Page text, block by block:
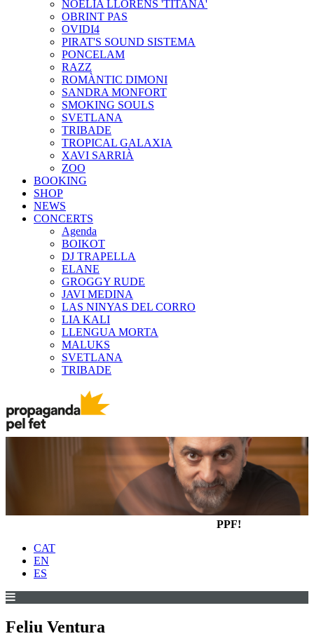
NOELIA LLORENS 'TITANA'
OBRINT PAS
OVIDI4
PIRAT'S SOUND SISTEMA
PONCELAM
RAZZ
ROMÀNTIC DIMONI
SANDRA MONFORT
SMOKING SOULS
SVETLANA
TRIBADE
TROPICAL GALAXIA
XAVI SARRIÀ
ZOO
BOOKING
SHOP
NEWS
CONCERTS
Agenda
BOIKOT
DJ TRAPELLA
ELANE
GROGGY RUDE
JAVI MEDINA
LAS NINYAS DEL CORRO
LIA KALI
LLENGUA MORTA
MALUKS
SVETLANA
TRIBADE
PPF!
CAT
EN
ES
Feliu Ventura